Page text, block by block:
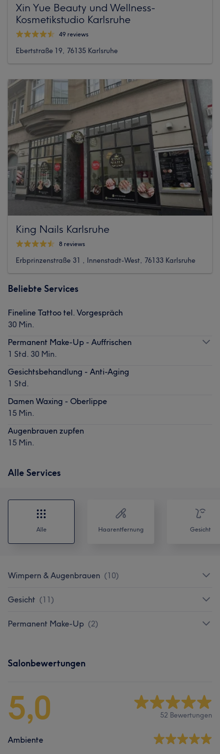
Xin Yue Beauty und Wellness-
Kosmetikstudio Karlsruhe
49 reviews
Ebertstraße 19, 76135 Karlsruhe
King Nails Karlsruhe
8 reviews
Erbprinzenstraße 31 , Innenstadt-West, 76133 Karlsruhe
Beliebte Services
Fineline Tattoo tel. Vorgespräch
30 Min.
Permanent Make-Up - Auffrischen
1 Std. 30 Min.
Gesichtsbehandlung - Anti-Aging
1 Std.
Damen Waxing - Oberlippe
15 Min.
Augenbrauen zupfen
15 Min.
Alle Services
Alle Haarentfernung Gesicht
Wimpern & Augenbrauen (10)
Gesicht (11)
Permanent Make-Up (2)
Salonbewertungen
5,0 52 Bewertungen
Ambiente